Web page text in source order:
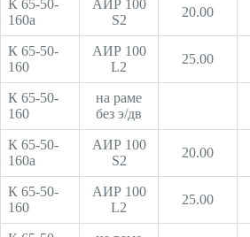
К 65-50-
160а
АИР 100
S2
20.00
К 65-50-
160
АИР 100
L2
25.00
К 65-50-
160
на раме
без э/дв
К 65-50-
160а
АИР 100
S2
20.00
К 65-50-
160
АИР 100
L2
25.00